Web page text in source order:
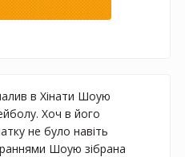
в Хінати Шоую
Хоч в його
не було навіть
Шоую зібрана